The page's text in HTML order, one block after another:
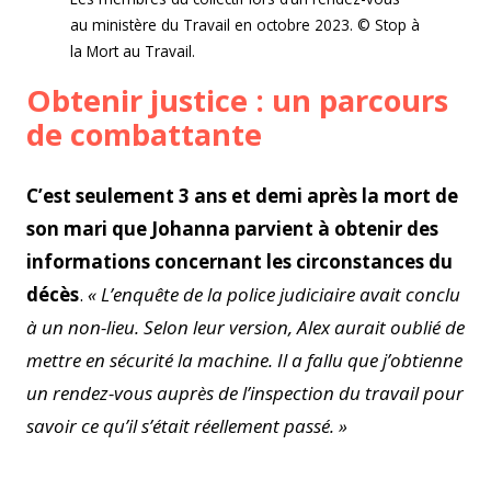
au ministère du Travail en octobre 2023. © Stop à
la Mort au Travail.
Obtenir justice : un parcours
de combattante
C’est seulement 3 ans et demi après la mort de
son mari que Johanna parvient à obtenir des
informations concernant les circonstances du
décès. « L’enquête de la police judiciaire avait conclu
à un non-lieu. Selon leur version, Alex aurait oublié de
mettre en sécurité la machine. Il a fallu que j’obtienne
un rendez-vous auprès de l’inspection du travail pour
savoir ce qu’il s’était réellement passé. »